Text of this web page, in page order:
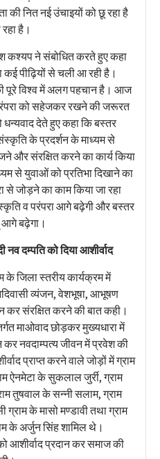
नित नई उंचाइयों को छू रहा है
है।
कश्यप ने संबोधित करते हुए कहा
पीढ़ियों से चली आ रही है।
पूरे विश्व में अलग पहचान है। आज
को सहेजकर रखने की जरूरत
देते हुए कहा कि बस्तर
के प्रदर्शन के माध्यम से
और संरक्षित करने का कार्य किया
से युवाओं को प्रतिभा दिखाने का
से जोड़ने का काम किया जा रहा
व परंपरा आगे बढ़ेगी और बस्तर
बढ़ेगा।
दम्पति को दिया आशीर्वाद
के जिला स्तरीय कार्यक्रम में
व्यंजन, वेशभूषा, आभूषण
कर संरक्षित करने की बात कही।
माओवाद छोड़कर मुख्यधारा में
कर नवदाम्पत्य जीवन में प्रवेश की
प्राप्त करने वाले जोड़ों में ग्राम
ऐनमेटा के सुकलाल जुर्री, ग्राम
तुषवाल के सन्नी सलाम, ग्राम
ग्राम के मासो मण्डावी तथा ग्राम
के अर्जुन सिंह शामिल थे।
आशीर्वाद प्रदान कर समाज की